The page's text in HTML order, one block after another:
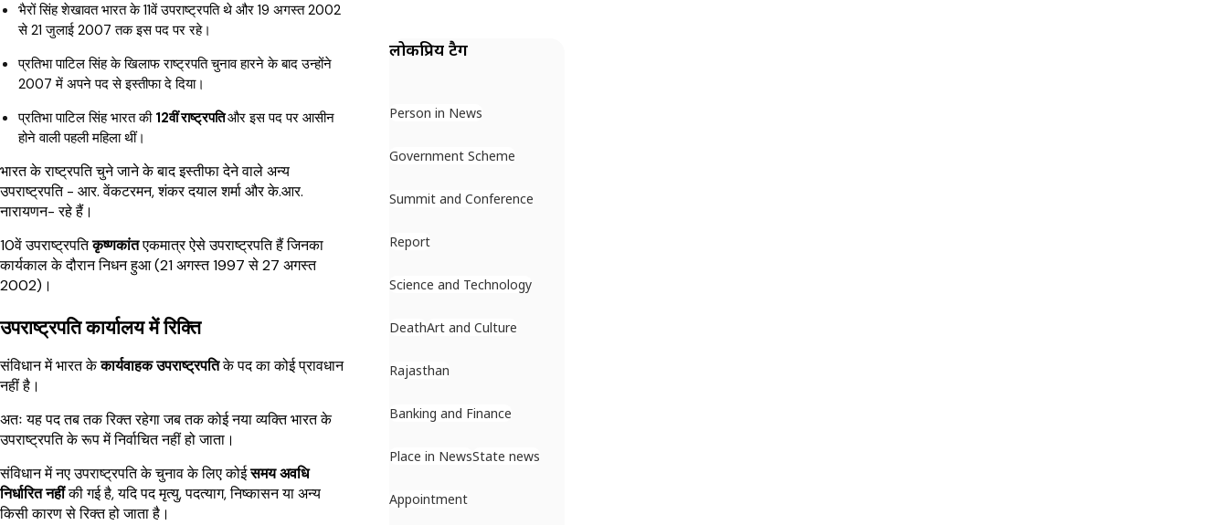
भैरों सिंह शेखावत भारत के 11वें उपराष्ट्रपति थे और 19 अगस्त 2002
से 21 जुलाई 2007 तक इस पद पर रहे।
प्रतिभा पाटिल सिंह के खिलाफ राष्ट्रपति चुनाव हारने के बाद उन्होंने
2007 में अपने पद से इस्तीफा दे दिया।
प्रतिभा पाटिल सिंह भारत की 12वीं राष्ट्रपतिऔर इस पद पर आसीन
होने वाली पहली महिला थीं।
भारत के राष्ट्रपति चुने जाने के बाद इस्तीफा देने वाले अन्य
उपराष्ट्रपति - आर. वेंकटरमन, शंकर दयाल शर्मा और के.आर.
नारायणन- रहे हैं।
10वें उपराष्ट्रपतिकृष्णकांतएकमात्र ऐसे उपराष्ट्रपति हैं जिनका
कार्यकाल के दौरान निधन हुआ (21 अगस्त 1997 से 27 अगस्त
2002)।
उपराष्ट्रपति कार्यालय में रिक्ति
संविधान में भारत केकार्यवाहक उपराष्ट्रपतिके पद का कोई प्रावधान
नहीं है।
अतः यह पद तब तक रिक्त रहेगा जब तक कोई नया व्यक्ति भारत के
उपराष्ट्रपति के रूप में निर्वाचित नहीं हो जाता।
संविधान में नए उपराष्ट्रपति के चुनाव के लिए कोईसमय अवधि
निर्धारित नहींकी गई है, यदि पद मृत्यु, पदत्याग, निष्कासन या अन्य
किसी कारण से रिक्त हो जाता है।
लोकप्रिय टैग
Person in News
Government Scheme
Summit and Conference
Report
Science and Technology
DeathArt and Culture
Rajasthan
Banking and Finance
Place in NewsState news
Appointment